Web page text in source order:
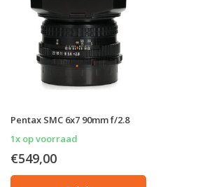
Pentax SMC 6x7 90mm f/2.8
1x op voorraad
€549,00